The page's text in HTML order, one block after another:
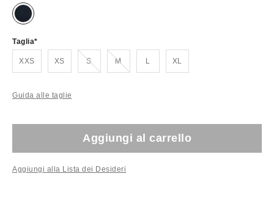
Taglia
XXS XS SEsaurito!
MEsaurito!L XL
Guida alle taglie
Aggiungi al carrello
Aggiungi alla Lista dei Desideri